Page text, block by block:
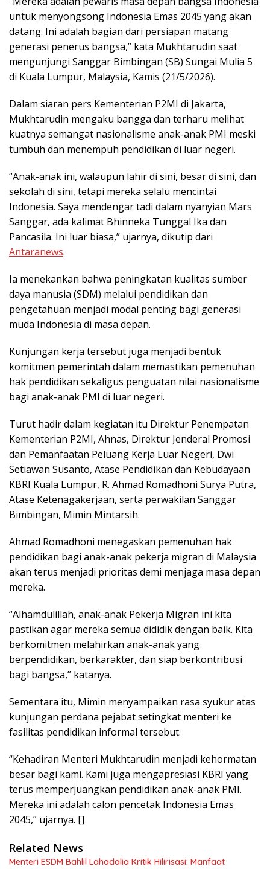
untuk menyongsong Indonesia Emas 2045 yang akan
datang. Ini adalah bagian dari persiapan matang
generasi penerus bangsa,” kata Mukhtarudin saat
mengunjungi Sanggar Bimbingan (SB) Sungai Mulia 5
di Kuala Lumpur, Malaysia, Kamis (21/5/2026).
Dalam siaran pers Kementerian P2MI di Jakarta,
Mukhtarudin mengaku bangga dan terharu melihat
kuatnya semangat nasionalisme anak-anak PMI meski
tumbuh dan menempuh pendidikan di luar negeri.
“Anak-anak ini, walaupun lahir di sini, besar di sini, dan
sekolah di sini, tetapi mereka selalu mencintai
Indonesia. Saya mendengar tadi dalam nyanyian Mars
Sanggar, ada kalimat Bhinneka Tunggal Ika dan
Pancasila. Ini luar biasa,” ujarnya, dikutip dari
Antaranews.
Ia menekankan bahwa peningkatan kualitas sumber
daya manusia (SDM) melalui pendidikan dan
pengetahuan menjadi modal penting bagi generasi
muda Indonesia di masa depan.
Kunjungan kerja tersebut juga menjadi bentuk
komitmen pemerintah dalam memastikan pemenuhan
hak pendidikan sekaligus penguatan nilai nasionalisme
bagi anak-anak PMI di luar negeri.
Turut hadir dalam kegiatan itu Direktur Penempatan
Kementerian P2MI, Ahnas, Direktur Jenderal Promosi
dan Pemanfaatan Peluang Kerja Luar Negeri, Dwi
Setiawan Susanto, Atase Pendidikan dan Kebudayaan
KBRI Kuala Lumpur, R. Ahmad Romadhoni Surya Putra,
Atase Ketenagakerjaan, serta perwakilan Sanggar
Bimbingan, Mimin Mintarsih.
Ahmad Romadhoni menegaskan pemenuhan hak
pendidikan bagi anak-anak pekerja migran di Malaysia
akan terus menjadi prioritas demi menjaga masa depan
mereka.
“Alhamdulillah, anak-anak Pekerja Migran ini kita
pastikan agar mereka semua dididik dengan baik. Kita
berkomitmen melahirkan anak-anak yang
berpendidikan, berkarakter, dan siap berkontribusi
bagi bangsa,” katanya.
Sementara itu, Mimin menyampaikan rasa syukur atas
kunjungan perdana pejabat setingkat menteri ke
fasilitas pendidikan informal tersebut.
“Kehadiran Menteri Mukhtarudin menjadi kehormatan
besar bagi kami. Kami juga mengapresiasi KBRI yang
terus memperjuangkan pendidikan anak-anak PMI.
Mereka ini adalah calon pencetak Indonesia Emas
2045,” ujarnya. []
Related News
Menteri ESDM Bahlil Lahadalia Kritik Hilirisasi: Manfaat